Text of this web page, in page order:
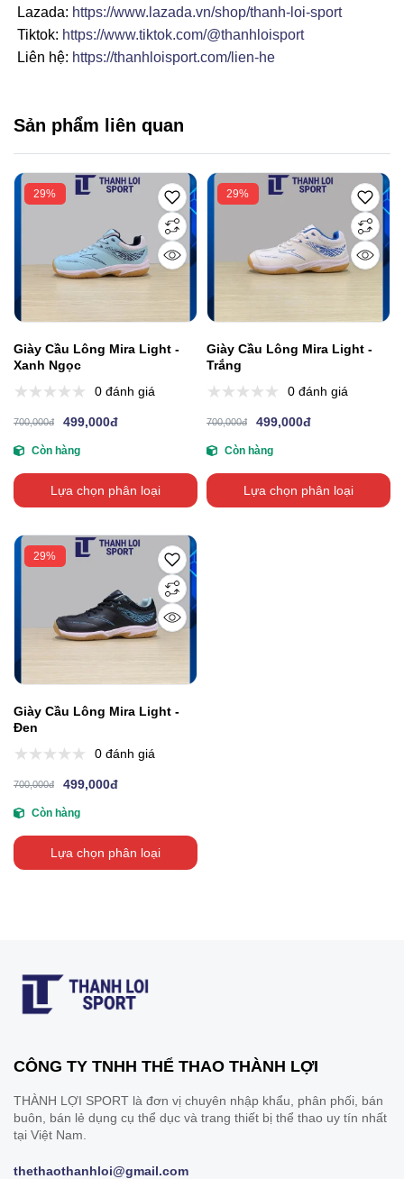
Lazada: https://www.lazada.vn/shop/thanh-loi-sport
Tiktok: https://www.tiktok.com/@thanhloisport
Liên hệ: https://thanhloisport.com/lien-he
Sản phẩm liên quan
29%
Giày Cầu Lông Mira Light -
Xanh Ngọc
0 đánh giá
700,000đ 499,000đ
Còn hàng
Lựa chọn phân loại
29%
Giày Cầu Lông Mira Light -
Trắng
0 đánh giá
700,000đ 499,000đ
Còn hàng
Lựa chọn phân loại
29%
Giày Cầu Lông Mira Light -
Đen
0 đánh giá
700,000đ 499,000đ
Còn hàng
Lựa chọn phân loại
CÔNG TY TNHH THỂ THAO THÀNH LỢI
THÀNH LỢI SPORT là đơn vị chuyên nhập khẩu, phân phối, bán
buôn, bán lẻ dụng cụ thể dục và trang thiết bị thể thao uy tín nhất
tại Việt Nam.
thethaothanhloi@gmail.com